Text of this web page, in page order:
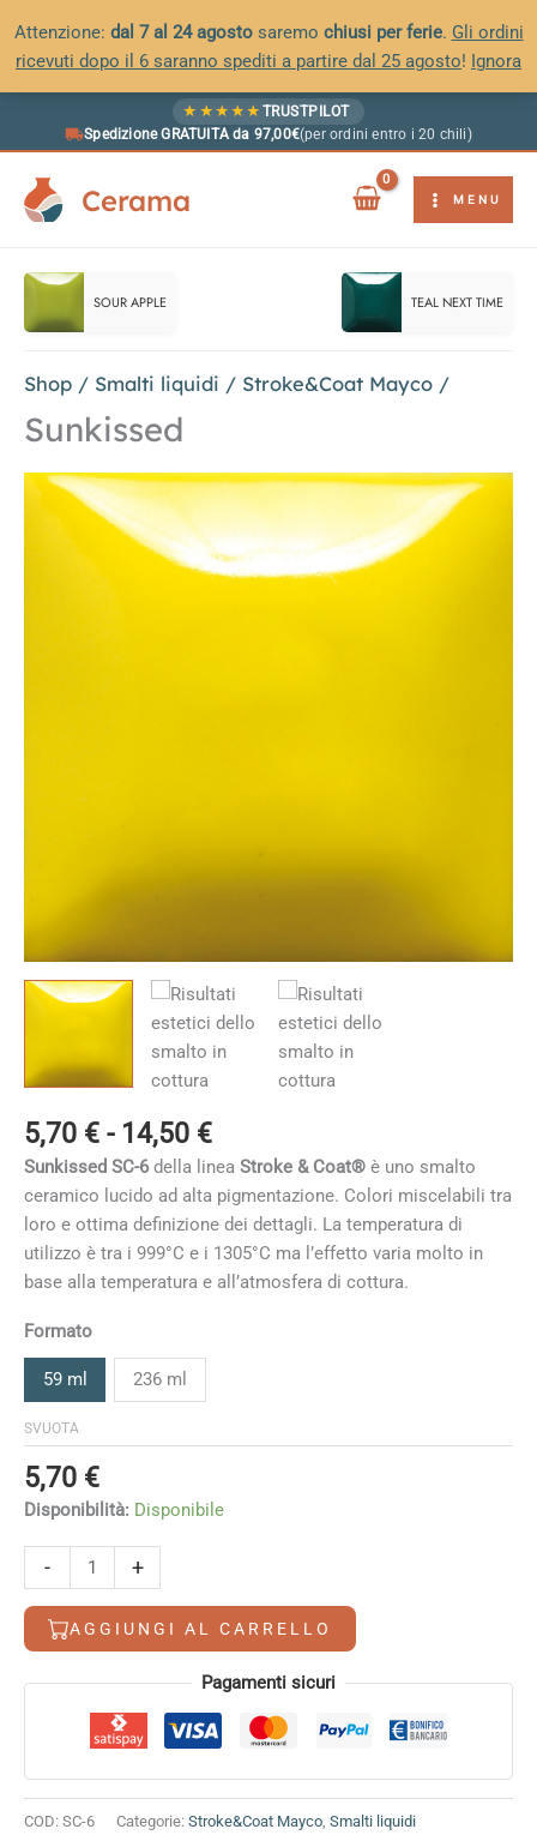
Attenzione: dal 7 al 24 agostosaremo chiusi per ferie. Gli ordini
ricevuti dopo il 6 saranno spediti a partire dal 25 agosto! Ignora
★ ★ ★ ★ ★ TRUSTPILOT
Spedizione GRATUITA da 97,00€(per ordini entro i 20 chili)
Cerama MENU
SOUR APPLE TEAL NEXT TIME
Shop / Smalti liquidi / Stroke&Coat Mayco /
Sunkissed
5,70 € - 14,50 €Fascia
di
prezzo:
da
5,70 €
a
Sunkissed SC-6della linea Stroke & Coat® è uno smalto
ceramico lucido ad alta pigmentazione. Colori miscelabili tra
loro e ottima definizione dei dettagli. La temperatura di
utilizzo è tra i 999°C e i 1305°C ma l’effetto varia molto in
base alla temperatura e all’atmosfera di cottura.
Formato
59 ml 236 ml
SVUOTA
5,70 €
Disponibilità: Disponibile
-
Sunkissed
quantità
+
AGGIUNGI AL CARRELLO
Alternative: Pagamenti sicuri
COD: SC-6 Categorie: Stroke&Coat Mayco Smalti liquidi